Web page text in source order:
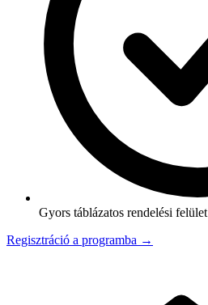
Gyors táblázatos rendelési felület
Regisztráció a programba →